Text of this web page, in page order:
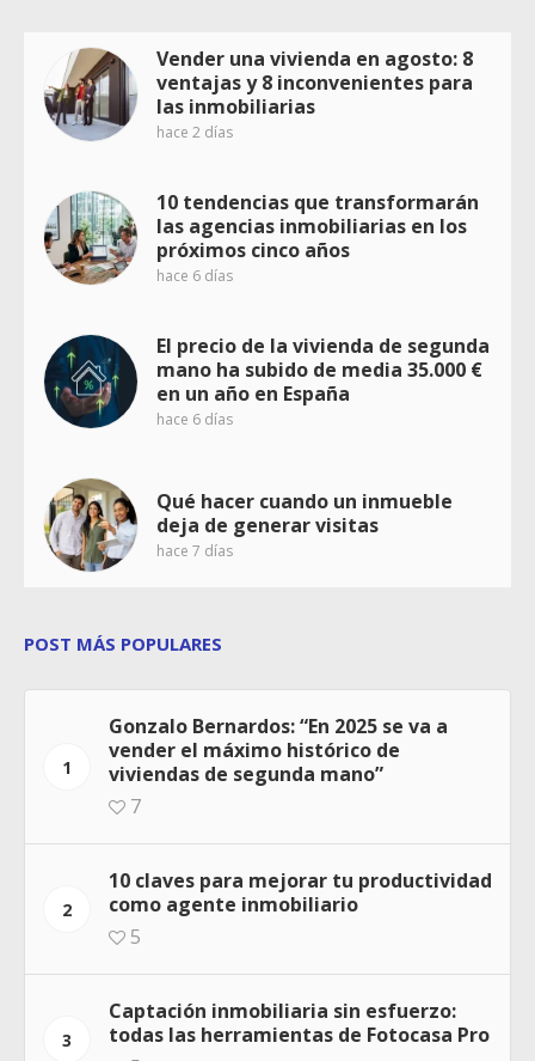
Vender una vivienda en agosto: 8
ventajas y 8 inconvenientes para
las inmobiliarias
hace 2 días
10 tendencias que transformarán
las agencias inmobiliarias en los
próximos cinco años
hace 6 días
El precio de la vivienda de segunda
mano ha subido de media 35.000 €
en un año en España
hace 6 días
Qué hacer cuando un inmueble
deja de generar visitas
hace 7 días
POST MÁS POPULARES
1
Gonzalo Bernardos: “En 2025 se va a
vender el máximo histórico de
viviendas de segunda mano”
7
2
10 claves para mejorar tu productividad
como agente inmobiliario
5
3
Captación inmobiliaria sin esfuerzo:
todas las herramientas de Fotocasa Pro